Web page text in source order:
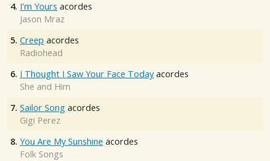
4. I'm Yours acordes
Jason Mraz
5. Creep acordes
Radiohead
6. I Thought I Saw Your Face Today acordes
She and Him
7. Sailor Song acordes
Gigi Perez
8. You Are My Sunshine acordes
Folk Songs